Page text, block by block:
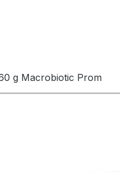
g Macrobiotic Prom